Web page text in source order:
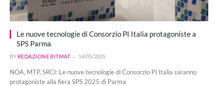
Le nuove tecnologie di Consorzio PI Italia protagoniste a
SPS Parma
BY REDAZIONE BITMAT 14/05/2025
NOA, MTP, SRCI: Le nuove tecnologie di Consorzio PI Italia saranno
protagoniste alla fiera SPS 2025 di Parma